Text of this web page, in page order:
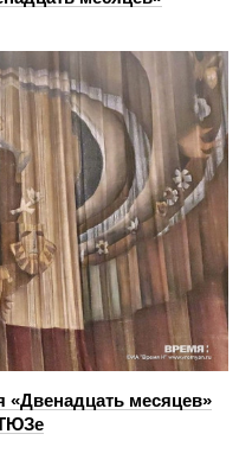
«Двенадцать месяцев»